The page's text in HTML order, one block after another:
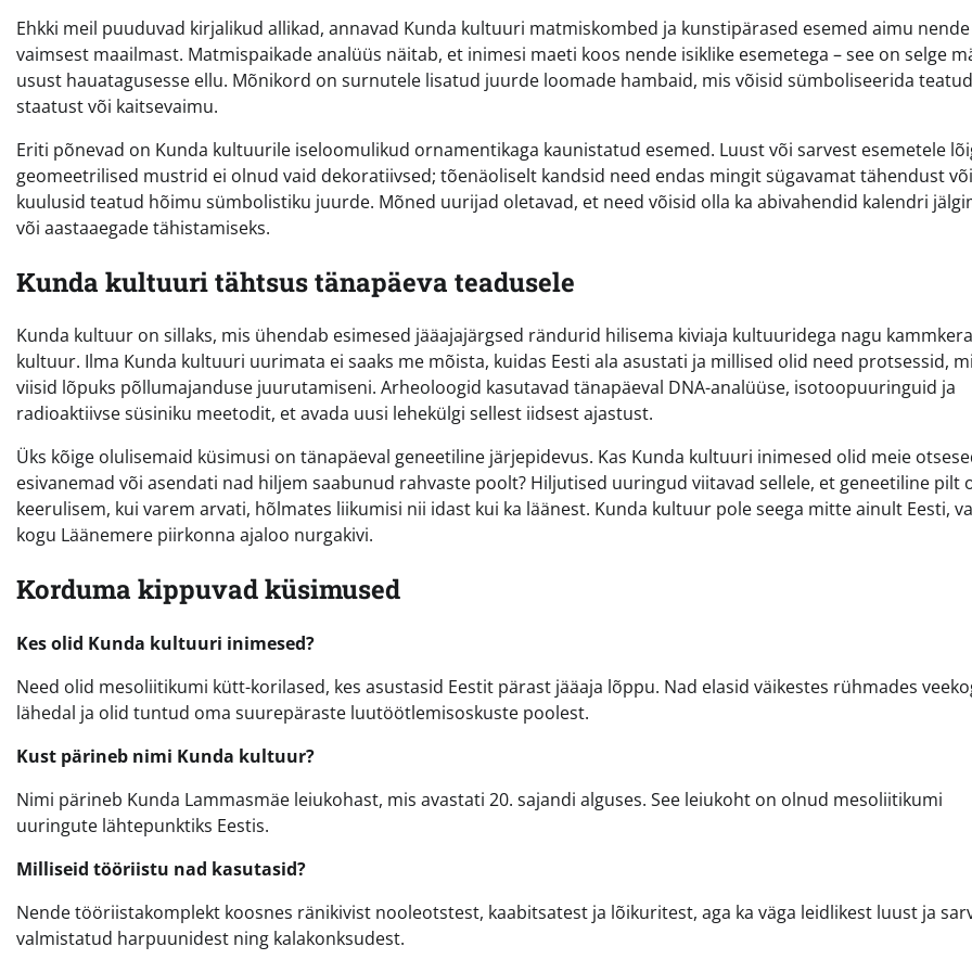
Ehkki meil puuduvad kirjalikud allikad, annavad Kunda kultuuri matmiskombed ja kunstipärased esemed aimu nende
vaimsest maailmast. Matmispaikade analüüs näitab, et inimesi maeti koos nende isiklike esemetega – see on selge
usust hauatagusesse ellu. Mõnikord on surnutele lisatud juurde loomade hambaid, mis võisid sümboliseerida teatud
staatust või kaitsevaimu.
Eriti põnevad on Kunda kultuurile iseloomulikud ornamentikaga kaunistatud esemed. Luust või sarvest esemetele
geomeetrilised mustrid ei olnud vaid dekoratiivsed; tõenäoliselt kandsid need endas mingit sügavamat tähendust või
kuulusid teatud hõimu sümbolistiku juurde. Mõned uurijad oletavad, et need võisid olla ka abivahendid kalendri
või aastaaegade tähistamiseks.
Kunda kultuuri tähtsus tänapäeva teadusele
Kunda kultuur on sillaks, mis ühendab esimesed jääajajärgsed rändurid hilisema kiviaja kultuuridega nagu
kultuur. Ilma Kunda kultuuri uurimata ei saaks me mõista, kuidas Eesti ala asustati ja millised olid need protsessid,
viisid lõpuks põllumajanduse juurutamiseni. Arheoloogid kasutavad tänapäeval DNA-analüüse, isotoopuuringuid ja
radioaktiivse süsiniku meetodit, et avada uusi lehekülgi sellest iidsest ajastust.
Üks kõige olulisemaid küsimusi on tänapäeval geneetiline järjepidevus. Kas Kunda kultuuri inimesed olid meie
esivanemad või asendati nad hiljem saabunud rahvaste poolt? Hiljutised uuringud viitavad sellele, et geneetiline pilt
keerulisem, kui varem arvati, hõlmates liikumisi nii idast kui ka läänest. Kunda kultuur pole seega mitte ainult Eesti,
kogu Läänemere piirkonna ajaloo nurgakivi.
Korduma kippuvad küsimused
Kes olid Kunda kultuuri inimesed?
Need olid mesoliitikumi kütt-korilased, kes asustasid Eestit pärast jääaja lõppu. Nad elasid väikestes rühmades
lähedal ja olid tuntud oma suurepäraste luutöötlemisoskuste poolest.
Kust pärineb nimi Kunda kultuur?
Nimi pärineb Kunda Lammasmäe leiukohast, mis avastati 20. sajandi alguses. See leiukoht on olnud mesoliitikumi
uuringute lähtepunktiks Eestis.
Milliseid tööriistu nad kasutasid?
Nende tööriistakomplekt koosnes ränikivist nooleotstest, kaabitsatest ja lõikuritest, aga ka väga leidlikest luust ja
valmistatud harpuunidest ning kalakonksudest.